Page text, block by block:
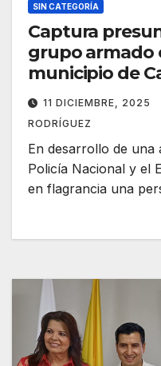
SIN CATEGORÍA
Captura
grupo armado
municipio de
11 DICIEMBRE, 2025
RODRÍGUEZ
En desarrollo de una
Policía Nacional y el
en flagrancia una